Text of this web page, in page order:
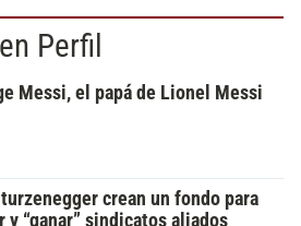
Perfil
Messi, el papá de Lionel Messi
crean un fondo para
y “ganar” sindicatos aliados